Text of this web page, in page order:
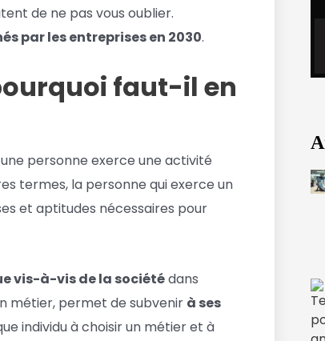
de ne pas vous oublier.
par les entreprises en 2030.
faut-il en
personne exerce une activité
termes, la personne qui exerce un
et aptitudes nécessaires pour
vis-à-vis de la sociétédans
métier, permet de subvenir à ses
individu à choisir un métier et à